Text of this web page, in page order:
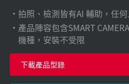
拍照、檢測皆有AI 輔助，任
產品陣容包含SMART
機種，安裝不受限
下載產品型錄